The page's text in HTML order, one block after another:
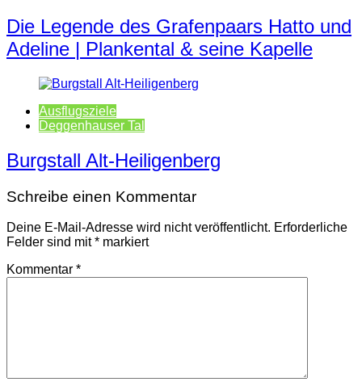
Die Legende des Grafenpaars Hatto und
Adeline | Plankental & seine Kapelle
Ausflugsziele
Deggenhauser Tal
Burgstall Alt-Heiligenberg
Schreibe einen Kommentar
Deine E-Mail-Adresse wird nicht veröffentlicht. Erforderliche
Felder sind mit* markiert
Kommentar *